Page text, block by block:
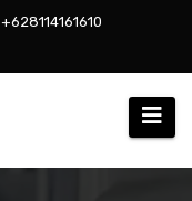
+628114161610